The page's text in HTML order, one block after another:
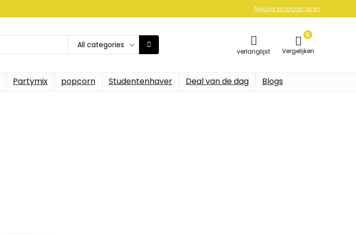
Nieuws en blogs lezen
All categories
verlanglijst
0
Vergelijken
Partymix popcorn Studentenhaver Deal van de dag Blogs